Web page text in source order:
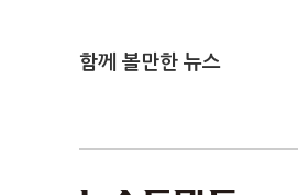
함께 볼만한 뉴스